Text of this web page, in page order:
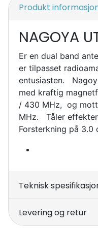
Produkt
NAGOYA
Er en dual band
er tilpasset
entusiasten.
med kraftig
/ 430 MHz, og
MHz. Tåler
Forsterkning på 3.0
Teknisk
Levering og retur